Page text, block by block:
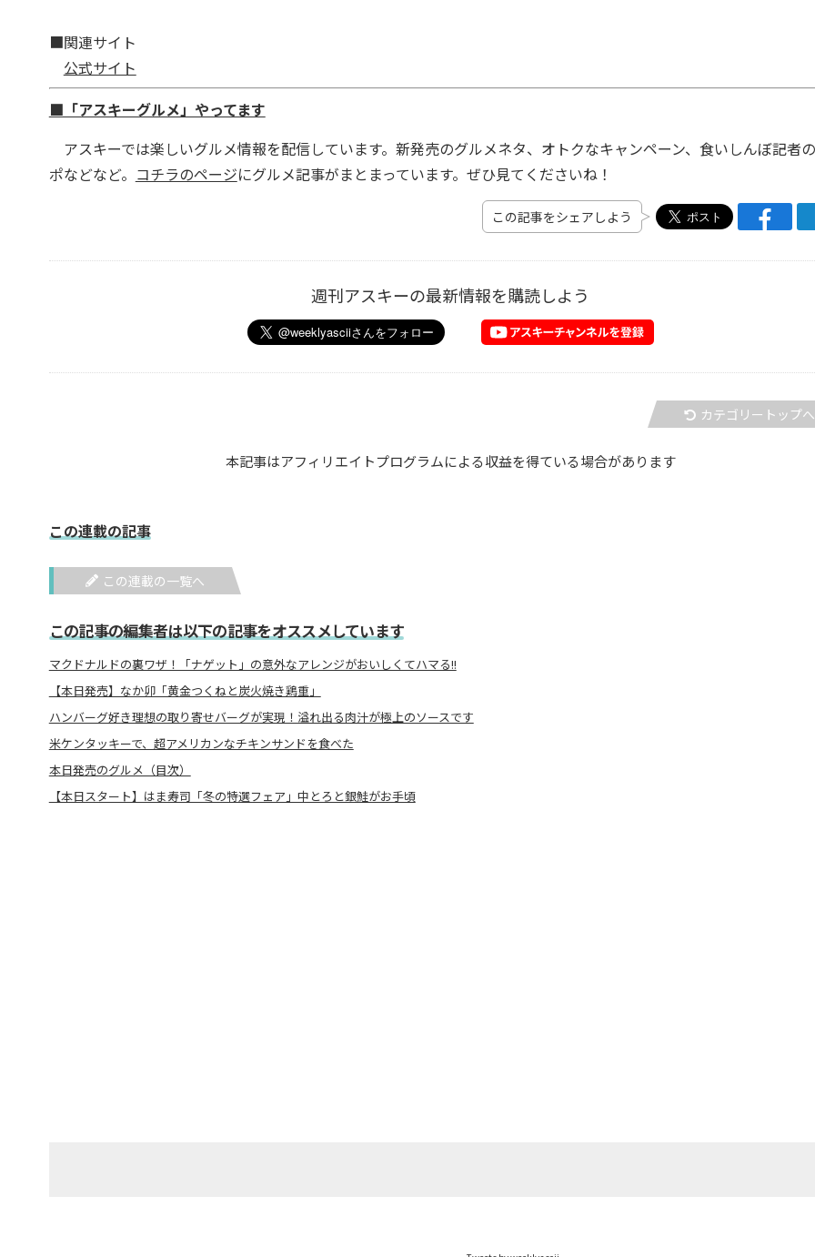
■関連サイト
公式サイト
■「アスキーグルメ」やってます
アスキーでは楽しいグルメ情報を配信しています。新発売のグルメネタ、オトクなキャンペーン、食いしんぼ記者
ポなどなど。 コチラのページにグルメ記事がまとまっています。ぜひ見てくださいね！
この記事をシェアしよう
週刊アスキーの最新情報を購読しよう
カテゴリートップへ
本記事はアフィリエイトプログラムによる収益を得ている場合があります
この連載の記事
この連載の一覧へ
この記事の編集者は以下の記事をオススメしています
マクドナルドの裏ワザ！「ナゲット」の意外なアレンジがおいしくてハマる!!
【本日発売】なか卯「黄金つくねと炭火焼き鶏重」
ハンバーグ好き理想の取り寄せバーグが実現！溢れ出る肉汁が極上のソースです
米ケンタッキーで、超アメリカンなチキンサンドを食べた
本日発売のグルメ（目次）
【本日スタート】はま寿司「冬の特選フェア」中とろと銀鮭がお手頃